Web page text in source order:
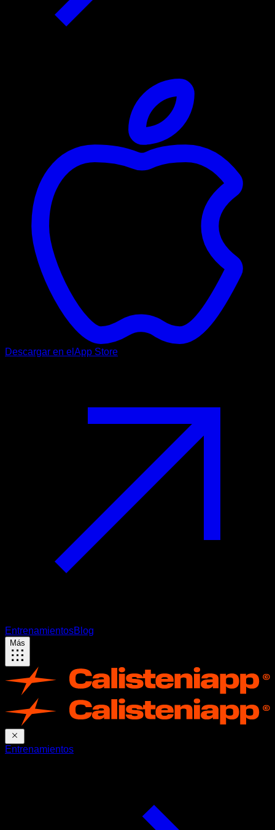
Descargar en el App Store
EntrenamientosBlog
Más
Entrenamientos